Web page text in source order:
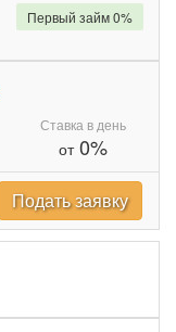
Ставка в день
от0%
Первый займ 0%
Подать заявку